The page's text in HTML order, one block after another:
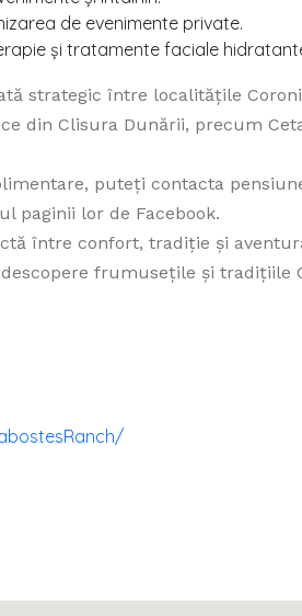
de evenimente private.
și tratamente faciale
strategic între localitățile
din Clisura Dunării, precum
puteți contacta
paginii lor de Facebook.
între confort, tradiție și
frumusețile și tradițiile